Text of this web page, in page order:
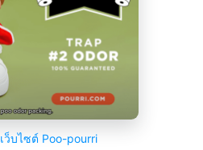
เว็บไซต์ Poo-pourri